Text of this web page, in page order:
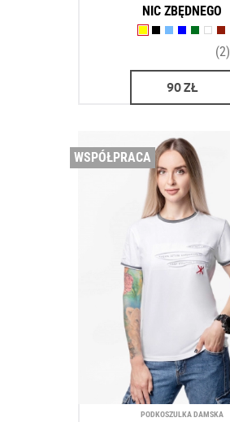
NIC ZBĘDNEGO
(2)
90ZŁ
WSPÓŁPRACA
PODKOSZULKA DAMSKA